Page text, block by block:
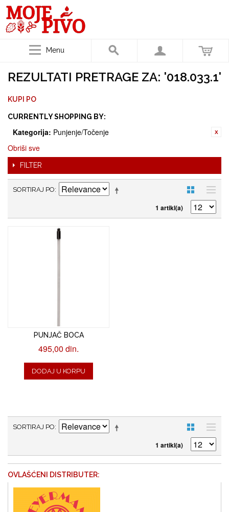
Menu
REZULTATI PRETRAGE ZA: '018.033.1'
KUPI PO
CURRENTLY SHOPPING BY:
Kategorija: Punjenje/Točenje
Obriši sve
FILTER
SORTIRAJ PO
1 artikl(a)
PUNJAČ BOCA
495,00 din.
DODAJ U KORPU
SORTIRAJ PO
1 artikl(a)
OVLAŠĆENI DISTRIBUTER: